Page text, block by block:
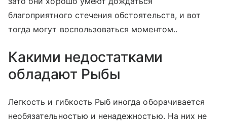
благоприятного стечения обстоятельств, и вот
тогда могут воспользоваться моментом..
Какими недостатками
обладают Рыбы
Легкость и гибкость Рыб иногда оборачивается
необязательностью и ненадежностью. На них не